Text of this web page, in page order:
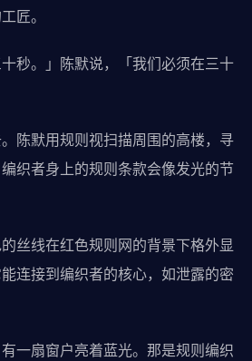
匠。
十秒。」陈默说，「我们必须在三十
陈默用规则视扫描周围的高楼，寻
织者身上的规则条款会像发光的节
丝线在红色规则网的背景下格外显
连接到编织者的核心，如泄露的密
一扇窗户亮着蓝光。那是规则编织